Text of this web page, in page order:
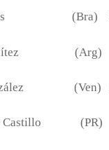
(Bra)
(Arg)
(Ven)
Castillo (PR)